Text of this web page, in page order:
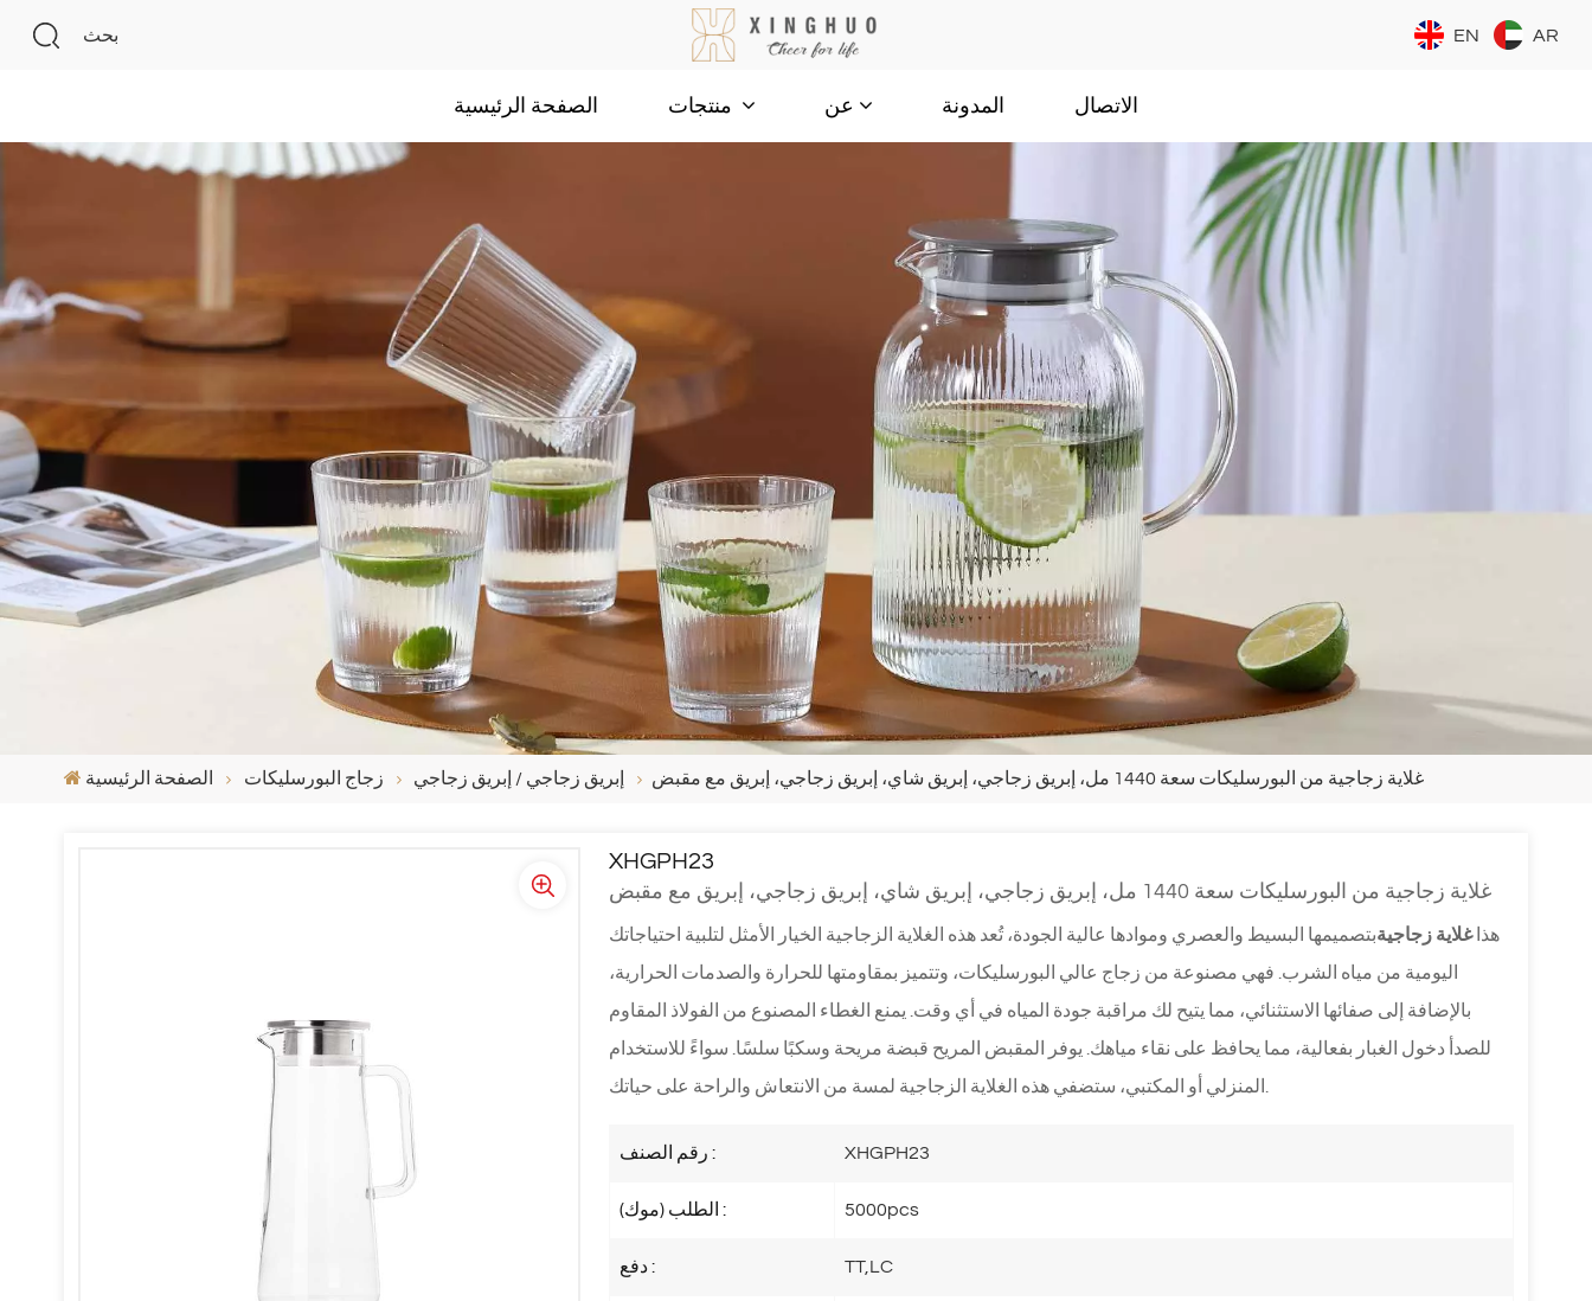
بحث EN AR
الصفحة الرئيسية عن المدونة الاتصال
الصفحة الرئيسية زجاج البورسليكات إبريق زجاجي / إبريق زجاجي غلاية زجاجية من البورسليكات سعة 1440 مل، إبريق زجاجي، إبريق شاي، إبريق زجاجي، إبريق مع مقبض
XHGPH23
غلاية زجاجية من البورسليكات سعة 1440 مل، إبريق زجاجي، إبريق شاي، إبريق زجاجي، إبريق مع مقبض
هذاغلاية زجاجيةبتصميمها البسيط والعصري وموادها عالية الجودة، تُعد هذه الغلاية الزجاجية الخيار الأمثل لتلبية احتياجاتك
اليومية من مياه الشرب. فهي مصنوعة من زجاج عالي البورسليكات، وتتميز بمقاومتها للحرارة والصدمات الحرارية،
بالإضافة إلى صفائها الاستثنائي، مما يتيح لك مراقبة جودة المياه في أي وقت. يمنع الغطاء المصنوع من الفولاذ المقاوم
للصدأ دخول الغبار بفعالية، مما يحافظ على نقاء مياهك. يوفر المقبض المريح قبضة مريحة وسكبًا سلسًا. سواءً للاستخدام
رقم الصنف : XHGPH23
الطلب (موك) : 5000pcs
دفع : TT,LC